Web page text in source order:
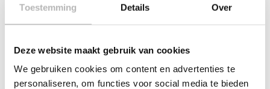
Toestemming Details Over
Deze website maakt gebruik van cookies
We gebruiken cookies om content en advertenties te
personaliseren, om functies voor social media te bieden
Combineer het bed bijvoorbeeld met natuurlijke
ontstaat een mooie balans tussen stoer en comfortabel.
Precies wat u nodig heeft om de slaapkamer om te
vormen tot een plek waar u echt tot rust komt.